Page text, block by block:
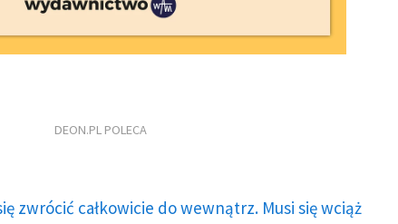
DEON.PL POLECA
zwrócić całkowicie do wewnątrz. Musi się wciąż